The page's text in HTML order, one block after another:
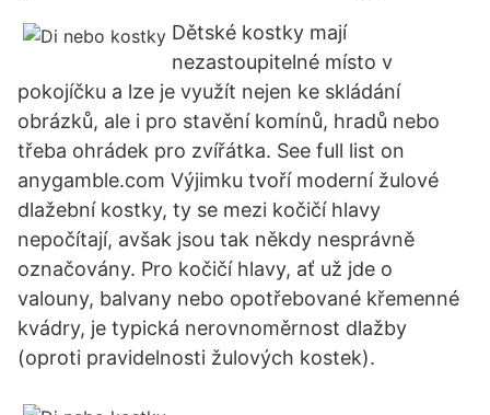
Dětské kostky mají
nezastoupitelné místo v
pokojíčku a lze je využít nejen ke skládání
obrázků, ale i pro stavění komínů, hradů nebo
třeba ohrádek pro zvířátka. See full list on
anygamble.com Výjimku tvoří moderní žulové
dlažební kostky, ty se mezi kočičí hlavy
nepočítají, avšak jsou tak někdy nesprávně
označovány. Pro kočičí hlavy, ať už jde o
valouny, balvany nebo opotřebované křemenné
kvádry, je typická nerovnoměrnost dlažby
(oproti pravidelnosti žulových kostek).